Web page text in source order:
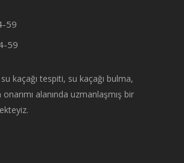
59
59
su kaçağı tespiti, su kaçağı bulma,
onarımı alanında uzmanlaşmış bir